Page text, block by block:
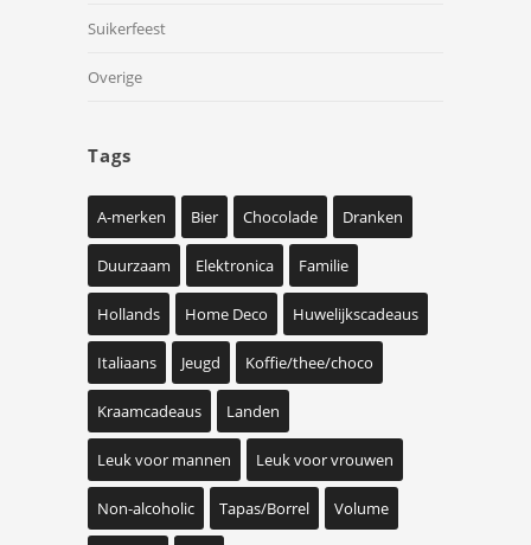
Suikerfeest
Overige
Tags
A-merken Bier Chocolade Dranken
Duurzaam Elektronica Familie
Hollands Home Deco Huwelijkscadeaus
Italiaans Jeugd Koffie/thee/choco
Kraamcadeaus Landen
Leuk voor mannen Leuk voor vrouwen
Non-alcoholic Tapas/Borrel Volume